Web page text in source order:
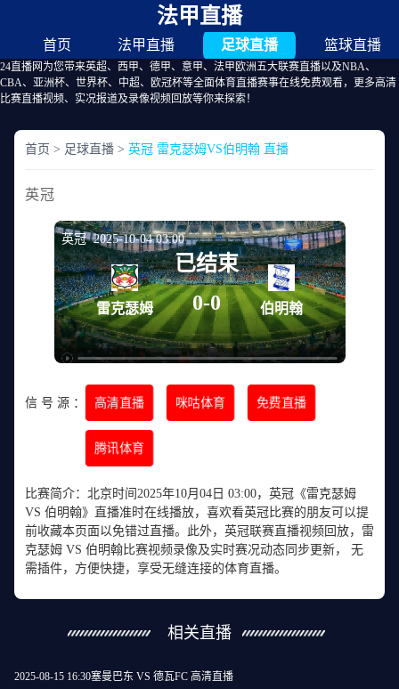
法甲直播
首页 法甲直播 足球直播 篮球直播
24直播网为您带来英超、西甲、德甲、意甲、法甲欧洲五大联赛直播以及NBA、
CBA、亚洲杯、世界杯、中超、欧冠杯等全面体育直播赛事在线免费观看，更多高清
比赛直播视频、实况报道及录像视频回放等你来探索！
首页 > 足球直播 > 英冠 雷克瑟姆VS伯明翰 直播
英冠
英冠 2025-10-04 03:00
雷克瑟姆
已结束
0-0
伯明翰
信 号 源 ： 高清直播 咪咕体育 免费直播
腾讯体育
比赛简介：北京时间2025年10月04日 03:00，英冠《雷克瑟姆
VS 伯明翰》直播准时在线播放，喜欢看英冠比赛的朋友可以提
前收藏本页面以免错过直播。此外，英冠联赛直播视频回放，雷
克瑟姆 VS 伯明翰比赛视频录像及实时赛况动态同步更新， 无
需插件，方便快捷，享受无缝连接的体育直播。
相关直播
2025-08-15 16:30塞曼巴东 VS 德瓦FC 高清直播